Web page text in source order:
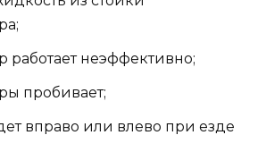
работает неэффективно;
пробивает;
вправо или влево при езде